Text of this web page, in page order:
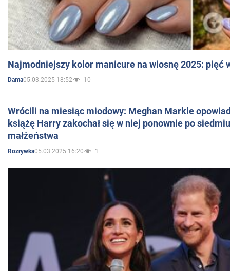
Najmodniejszy kolor manicure na wiosnę 2025: pięć
Dama05.03.2025 18:52 10
Wrócili na miesiąc miodowy: Meghan Markle
książę Harry zakochał się w niej ponownie po
małżeństwa
Rozrywka05.03.2025 16:20 1